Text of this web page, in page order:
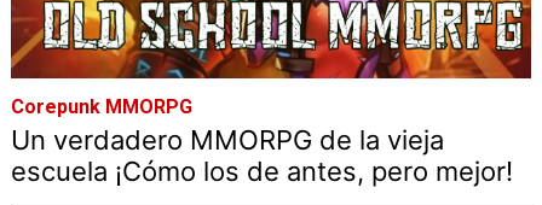
Corepunk MMORPG
Un verdadero MMORPG de la vieja
escuela ¡Cómo los de antes, pero mejor!